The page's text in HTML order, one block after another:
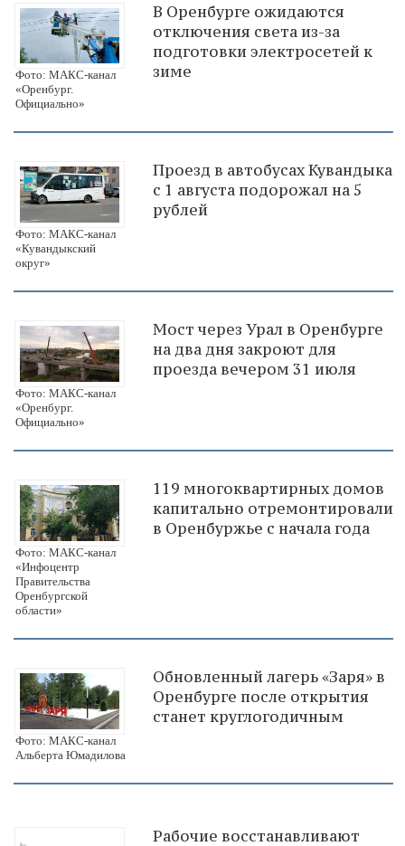
Фото: МАКС-канал
«Оренбург.
Официально»
В Оренбурге ожидаются
отключения света из-за
подготовки электросетей к
зиме
Фото: МАКС-канал
«Кувандыкский
округ»
Проезд в автобусах Кувандыка
с 1 августа подорожал на 5
рублей
Фото: МАКС-канал
«Оренбург.
Официально»
Мост через Урал в Оренбурге
на два дня закроют для
проезда вечером 31 июля
Фото: МАКС-канал
«Инфоцентр
Правительства
Оренбургской
области»
119 многоквартирных домов
капитально отремонтировали
в Оренбуржье с начала года
Фото: МАКС-канал
Альберта Юмадилова
Обновленный лагерь «Заря» в
Оренбурге после открытия
станет круглогодичным
Рабочие восстанавливают